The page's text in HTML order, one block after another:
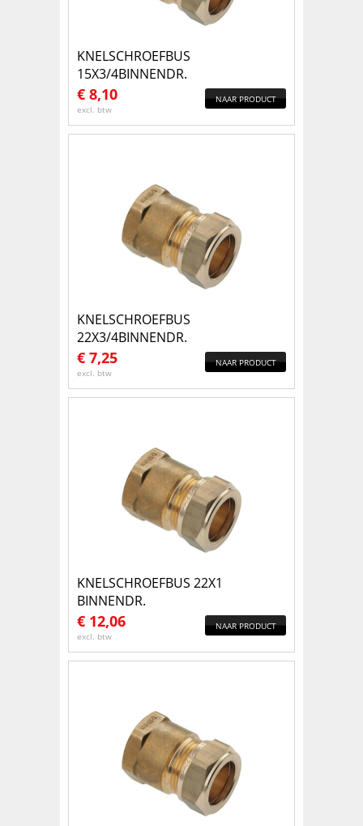
KNELSCHROEFBUS
15X3/4BINNENDR.
€ 8,10
excl. btw
NAAR PRODUCT
KNELSCHROEFBUS
22X3/4BINNENDR.
€ 7,25
excl. btw
NAAR PRODUCT
KNELSCHROEFBUS 22X1
BINNENDR.
€ 12,06
excl. btw
NAAR PRODUCT